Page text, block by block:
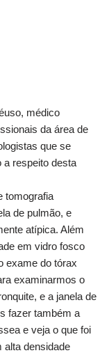
médico
da área de
que se
respeito desta
tomografia
de pulmão, e
atípica. Além
em vidro fosco
exame do tórax
examinarmos o
e a janela de
fazer também a
e veja o que foi
alta densidade